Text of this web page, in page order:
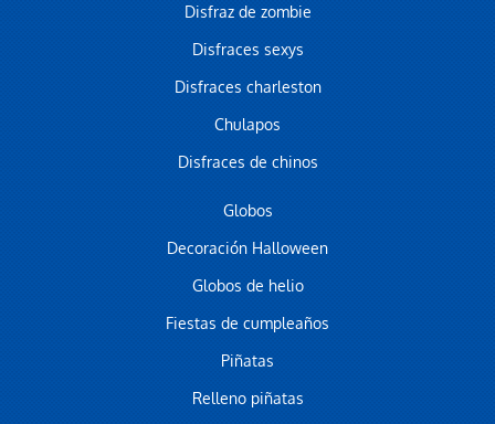
Disfraz de zombie
Disfraces sexys
Disfraces charleston
Chulapos
Disfraces de chinos
Globos
Decoración Halloween
Globos de helio
Fiestas de cumpleaños
Piñatas
Relleno piñatas